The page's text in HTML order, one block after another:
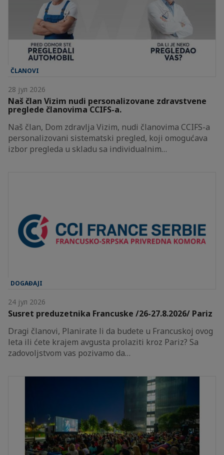
ČLANOVI
28 јул 2026
Naš član Vizim nudi personalizovane zdravstvene
preglede članovima CCIFS-a.
Naš član, Dom zdravlja Vizim, nudi članovima CCIFS-a
personalizovani sistematski pregled, koji omogućava
izbor pregleda u skladu sa individualnim…
DOGAĐAJI
24 јул 2026
Susret preduzetnika Francuske /26-27.8.2026/ Pariz
Dragi članovi, Planirate li da budete u Francuskoj ovog
leta ili ćete krajem avgusta prolaziti kroz Pariz? Sa
zadovoljstvom vas pozivamo da…